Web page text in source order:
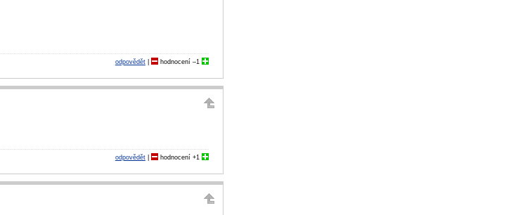
odpovědět| hodnocení –1
odpovědět| hodnocení +1